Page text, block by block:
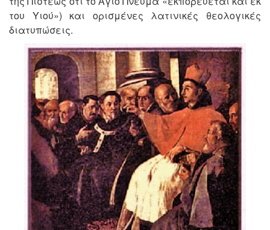
του Υιού») και ορισμένες λατινικές θεολογικές
διατυπώσεις.